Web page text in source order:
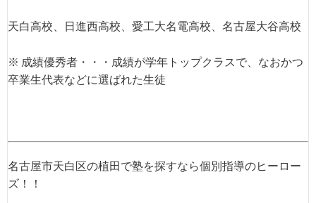
天白高校、日進西高校、愛工大名電高校、名古屋大谷高校
※ 成績優秀者・・・成績が学年トップクラスで、なおかつ
卒業生代表などに選ばれた生徒
名古屋市天白区の植田で塾を探すなら個別指導のヒーロー
ズ！！